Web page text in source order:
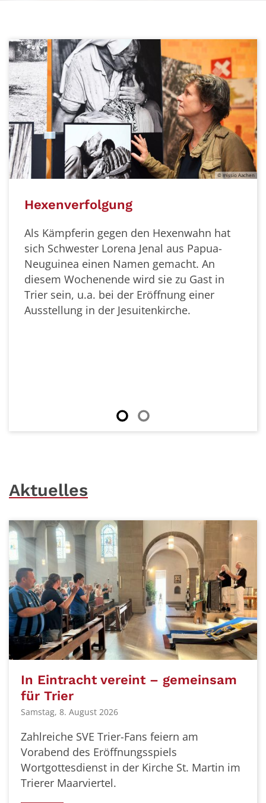
© missio Aachen
Hexenverfolgung
Als Kämpferin gegen den Hexenwahn hat
sich Schwester Lorena Jenal aus Papua-
Neuguinea einen Namen gemacht. An
diesem Wochenende wird sie zu Gast in
Trier sein, u.a. bei der Eröffnung einer
Ausstellung in der Jesuitenkirche.
Aktuelles
In Eintracht vereint – gemeinsam
für Trier
Samstag, 8. August 2026
Zahlreiche SVE Trier-Fans feiern am
Vorabend des Eröffnungsspiels
Wortgottesdienst in der Kirche St. Martin im
Trierer Maarviertel.